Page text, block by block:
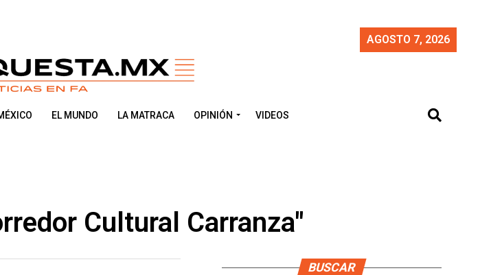
AGOSTO 7, 2026
EL MUNDO LA MATRACA OPINIÓN VIDEOS
Cultural Carranza"
BUSCAR